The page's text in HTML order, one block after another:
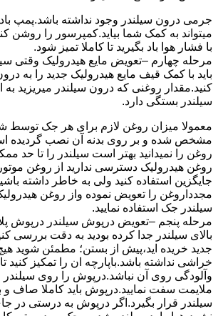
جرمی درون سیلندر وجود نداشته باشد.پمپ
میتواند به کمک شما بیاید.کمپرسور را روشن
با فشار هوا باد بگیرید تا کاملا تمیز شود.
مرحله چهارم –تعویض مایع هیدرولیک وقتی
باید با کمک قیف مایع هیدرولیک جدید را به
کنید.مقدار روغنی که درون سیلندر میریزید
سیلندر بستگی دارد.
معمولا میزان روغن لازم برای هر جک توسط
مشخص شده و بر روی بدنه آن نصب گردیده
روغن را نمیدانید بهتر است سیلندر را تا حد
جایگزین استفاده کنید ولی به خاطر داشته
مجدداروغن را تعویض نموده واز روغن
سیلندر جک استفاده نمایید.
مرحله پنجم –تعویض درپوش سیلندر درپوش
بالای سیلندر جدا کرده بودید به دقت بررسی
جدید خریده اید،پیش از بستن؛ مطمئن شوید
خراشی نداشته باشد.باپارچه ان را تمکیز کنید
وآلودگی روی آن نباشد.درپوش را روی سیلندر
ملایمت سفت نمایید.درپوش باید کاملا صاف
سیلندر قرار بگیرد.اگر درپوش به درستی در